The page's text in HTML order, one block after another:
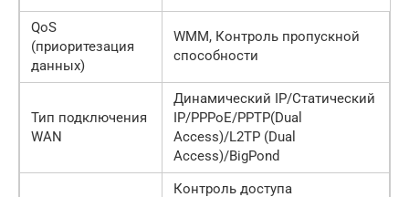
QoS
(приоритезация
данных)
WMM, Контроль пропускной
способности
Тип подключения
WAN
Динамический IP/Статический
IP/PPPoE/PPTP(Dual
Access)/L2TP (Dual
Access)/BigPond
Контроль доступа